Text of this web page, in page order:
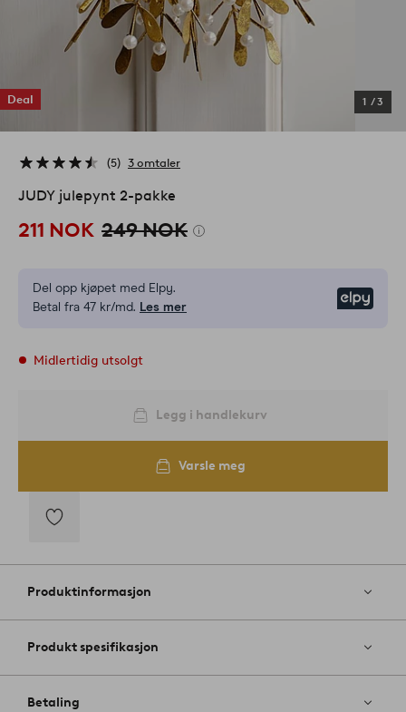
Deal 1 /3
5 3 omtaler
JUDY julepynt 2-pakke
211 NOK 249 NOK
Del opp kjøpet med Elpy.
Betal fra 47 kr/md. Les mer
Midlertidig utsolgt
Legg i handlekurv
Varsle meg
til
favoritter
Produktinformasjon
Produkt spesifikasjon
Betaling